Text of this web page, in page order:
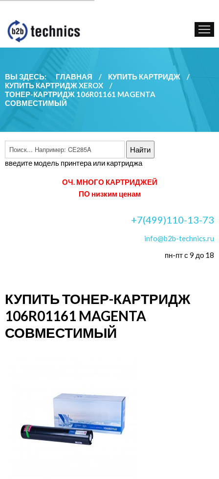
КУПИТЬ КАРТРИДЖ
ГОС. УЧРЕЖДЕНИЯМ
КОНТАКТЫ
ВЫ ЗДЕСЬ: ГЛАВНАЯ / КУПИТЬ КАРТРИДЖ
/
КУПИТЬ КАРТРИДЖ XEROX
/
ТОНЕР-КАРТРИДЖ 106R01161 MAGENTA
СОВМЕСТИМЫЙ
введите модель принтера или картриджа
ОЧ. МНОГО КАРТРИДЖЕЙ
ПО низким ценам
+7(499)110-13-73
info@b2b-technics.ru
пн-пт с 9 до 18
КУПИТЬ ТОНЕР-КАРТРИДЖ
106R01161 MAGENTA
СОВМЕСТИМЫЙ